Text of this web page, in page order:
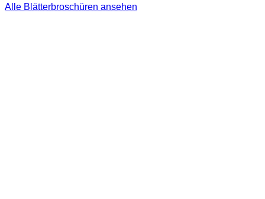
Alle Blätterbroschüren ansehen